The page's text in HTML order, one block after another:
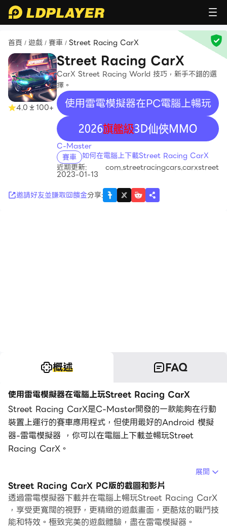
首頁 / 遊戲 / 賽車 / Street Racing CarX
4.0 100+
Street Racing CarX
CarX Street Racing World 技巧，新手不錯的選
擇。
使用雷電模擬器在PC電腦上暢玩
recommend
C-Master
賽車 如何在電腦上下載Street Racing CarX
近期更新:
2023-01-13
com.streetracingcars.carxstreet
邀請好友並賺取回饋金分享:
概述 FAQ
使用雷電模擬器在電腦上玩Street Racing CarX
Street Racing CarX是C-Master開發的一款能夠在行動
裝置上運行的賽車應用程式，但使用最好的Android 模擬
器-雷電模擬器 ，你可以在電腦上下載並暢玩Street
Racing CarX。
在電腦上運行Street Racing CarX，您可以在大螢幕上清
晰地瀏覽, 而用滑鼠和鍵盤操控應用程式比用觸摸屏鍵盤要
快得多，同時你將永遠不必擔心設備的電量問題。
通過多開和同步功能，你甚至可以在PC上運行多個應用程
展開
Street Racing CarX PC版的截圖和影片
透過雷電模擬器下載并在電腦上暢玩Street Racing CarX
，享受更寬闊的視野，更精緻的遊戲畫面，更酷炫的戰鬥技
能和特效。極致完美的遊戲體驗，盡在雷電模擬器。